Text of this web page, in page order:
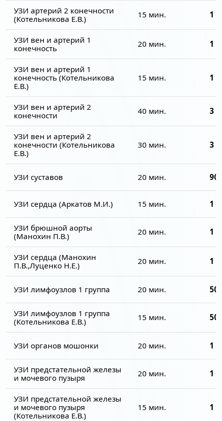
УЗИ артерий 2 конечности
(Котельникова Е.В.)
15 мин. 1
УЗИ вен и артерий 1
конечность
20 мин. 1
УЗИ вен и артерий 1
конечность (Котельникова
Е.В.)
15 мин. 1
УЗИ вен и артерий 2
конечности
40 мин. 3
УЗИ вен и артерий 2
конечности (Котельникова
Е.В.)
30 мин. 3
УЗИ суставов 20 мин.
УЗИ сердца (Аркатов М.И.) 15 мин. 1
УЗИ брюшной аорты
(Манохин П.В.)
20 мин. 1
УЗИ сердца (Манохин
П.В.,Луценко Н.Е.)
20 мин. 1
УЗИ лимфоузлов 1 группа 20 мин.
УЗИ лимфоузлов 1 группа
(Котельникова Е.В.)
15 мин.
УЗИ органов мошонки 20 мин. 1
УЗИ предстательной железы
и мочевого пузыря
20 мин. 1
УЗИ предстательной железы
и мочевого пузыря
(Котельникова Е.В.)
15 мин. 1